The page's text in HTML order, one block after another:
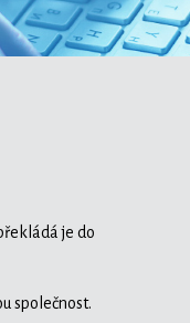
je do
společnost.